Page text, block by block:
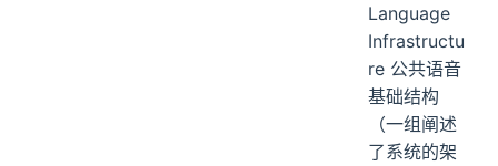
Language
Infrastructu
re 公共语音
基础结构
（一组阐述
了系统的架